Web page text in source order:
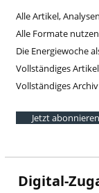
Alle Artikel,
Alle Formate
Die Energiewoche
Vollständiges
Vollständiges
Jetzt abonnieren
Digital-